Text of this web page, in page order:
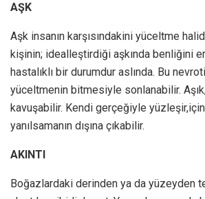
AŞK
Aşk insanın karşısındakini yüceltme
kişinin; idealleştirdiği aşkında benliğini
hastalıklı bir durumdur aslında. Bu
yüceltmenin bitmesiyle sonlanabilir.
kavuşabilir. Kendi gerçeğiyle
yanılsamanın dışına çıkabilir.
AKINTI
Boğazlardaki derinden ya da yüzeyden